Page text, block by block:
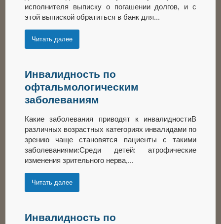
исполнителя выписку о погашении долгов, и с
этой выпиской обратиться в банк для...
Читать далее
Инвалидность по
офтальмологическим
заболеваниям
Какие заболевания приводят к инвалидностиВ
различных возрастных категориях инвалидами по
зрению чаще становятся пациенты с такими
заболеваниями:Среди детей: атрофические
изменения зрительного нерва,...
Читать далее
Инвалидность по